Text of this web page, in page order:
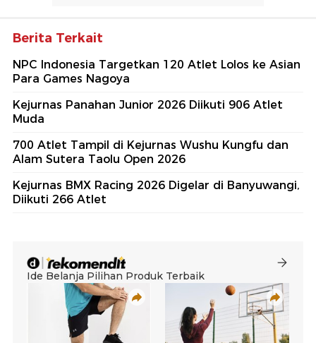
Berita Terkait
NPC Indonesia Targetkan 120 Atlet Lolos ke Asian
Para Games Nagoya
Kejurnas Panahan Junior 2026 Diikuti 906 Atlet
Muda
700 Atlet Tampil di Kejurnas Wushu Kungfu dan
Alam Sutera Taolu Open 2026
Kejurnas BMX Racing 2026 Digelar di Banyuwangi,
Diikuti 266 Atlet